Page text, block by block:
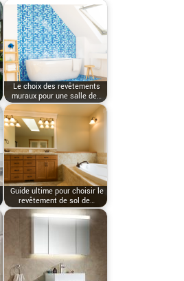
Le choix des revêtements
muraux pour une salle de…
Guide ultime pour choisir le
revêtement de sol de…